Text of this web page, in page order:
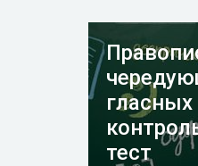
гласных
тест